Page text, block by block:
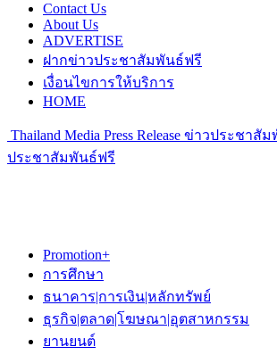
Contact Us
About Us
ADVERTISE
ฝากข่าวประชาสัมพันธ์ฟรี
เงื่อนไขการให้บริการ
HOME
Thailand Media Press Release ข่าวประชา
ประชาสัมพันธ์ฟรี
Promotion+
การศึกษา
ธนาคาร|การเงิน|หลักทรัพย์
ธุรกิจ|ตลาด|โฆษณา|อุตสาหกรรม
ยานยนต์